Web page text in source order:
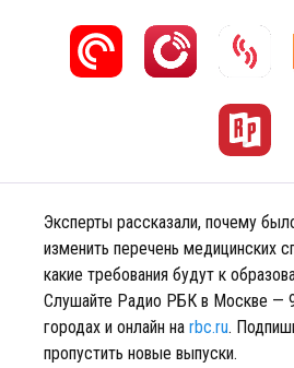
Эксперты рассказали, почему
изменить перечень медицинских
какие требования будут к
Слушайте Радио РБК в Москве —
городах и онлайн на rbc.ru.
пропустить новые выпуски.